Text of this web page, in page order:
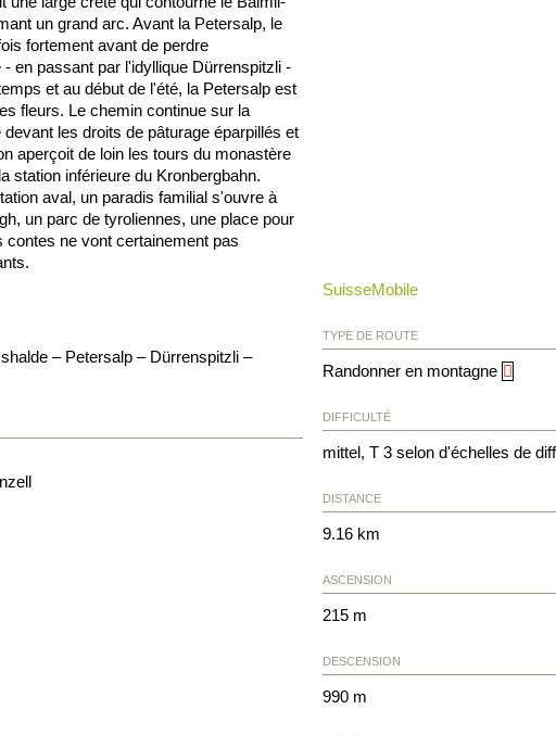
un grand arc. Avant la Petersalp, le
fortement avant de perdre
en passant par l'idyllique Dürrenspitzli -
et au début de l'été, la Petersalp est
fleurs. Le chemin continue sur la
les droits de pâturage éparpillés et
aperçoit de loin les tours du monastère
station inférieure du Kronbergbahn.
aval, un paradis familial s'ouvre à
un parc de tyroliennes, une place pour
contes ne vont certainement pas
– Petersalp – Dürrenspitzli –
SuisseMobile
TYPE DE ROUTE
Randonner en montagne
DIFFICULTÉ
mittel, T 3 selon d'échelles de
DISTANCE
9.16 km
ASCENSION
215 m
DESCENSION
990 m